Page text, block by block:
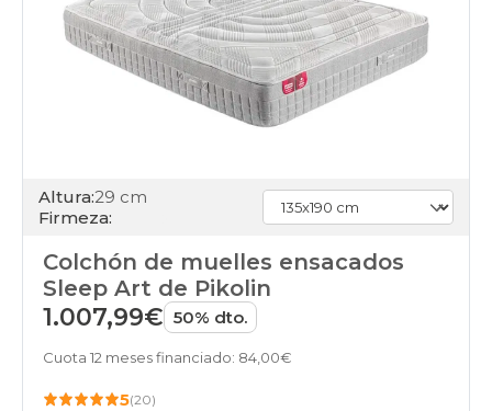
Altura:29 cm
Firmeza:
Colchón de muelles ensacados
Sleep Art de Pikolin
1.007,99€ 50% dto.
Cuota 12 meses financiado: 84,00€
5(20)